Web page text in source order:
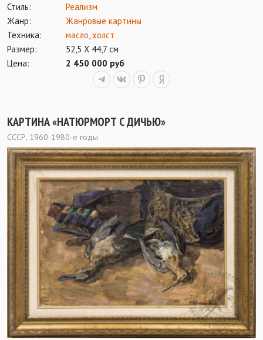
Стиль:
Реализм
Жанр:
Жанровые картины
Техника:
масло,холст
Размер:
52,5 Х 44,7 см
Цена:
2 450 000 руб
КАРТИНА «НАТЮРМОРТ С ДИЧЬЮ»
СССР, 1960-1980-е годы